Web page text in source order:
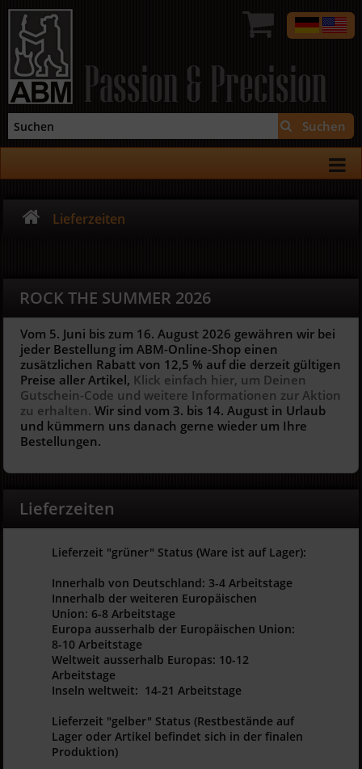
Passion & Precision
Suchen
Lieferzeiten
ROCK THE SUMMER 2026
Vom 5. Juni bis zum 16. August 2026 gewähren wir bei
jeder Bestellung im ABM-Online-Shop einen
zusätzlichen Rabatt von 12,5 % auf die derzeit gültigen
Preise aller Artikel, Klick einfach hier, um Deinen
Gutschein-Code und weitere Informationen zur Aktion
zu erhalten. Wir sind vom 3. bis 14. August in Urlaub
und kümmern uns danach gerne wieder um Ihre
Bestellungen.
Lieferzeiten
Lieferzeit "grüner" Status (Ware ist auf Lager):
Innerhalb von Deutschland: 3-4 Arbeitstage
Innerhalb der weiteren Europäischen
Union: 6-8 Arbeitstage
Europa ausserhalb der Europäischen Union:
8-10 Arbeitstage
Weltweit ausserhalb Europas: 10-12
Arbeitstage
Inseln weltweit: 14-21 Arbeitstage
Lieferzeit "gelber" Status (Restbestände auf
Lager oder Artikel befindet sich in der finalen
Produktion)